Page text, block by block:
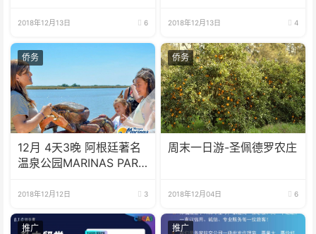
2018年12月13日 6 2018年12月13日 4
侨务
12月 4天3晚 阿根廷著名
温泉公园MARINAS PARK
2018年12月12日 3
侨务
周末一日游-圣佩德罗农庄
2018年12月04日 6
推广 推广